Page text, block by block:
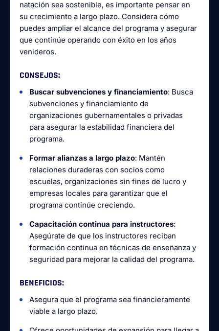
natación sea sostenible, es importante pensar en
su crecimiento a largo plazo. Considera cómo
puedes ampliar el alcance del programa y asegurar
que continúe operando con éxito en los años
venideros.
CONSEJOS:
Buscar subvenciones y financiamiento: Busca
subvenciones y financiamiento de
organizaciones gubernamentales o privadas
para asegurar la estabilidad financiera del
programa.
Formar alianzas a largo plazo: Mantén
relaciones duraderas con socios como
escuelas, organizaciones sin fines de lucro y
empresas locales para garantizar que el
programa continúe creciendo.
Capacitación continua para instructores:
Asegúrate de que los instructores reciban
formación continua en técnicas de enseñanza y
seguridad para mejorar la calidad del programa.
BENEFICIOS:
Asegura que el programa sea financieramente
viable a largo plazo.